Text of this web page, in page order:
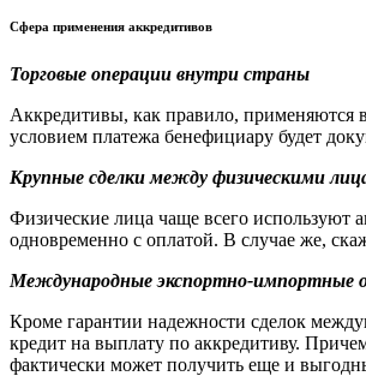
Сфера применения аккредитивов
Торговые операции внутри страны
Аккредитивы, как правило, применяются
условием платежа бенефициару будет
Крупные сделки между физическими
Физические лица чаще всего используют
одновременно с оплатой. В случае же,
Международные экспортно-импортные
Кроме гарантии надежности сделок
кредит на выплату по аккредитиву.
фактически может получить еще и